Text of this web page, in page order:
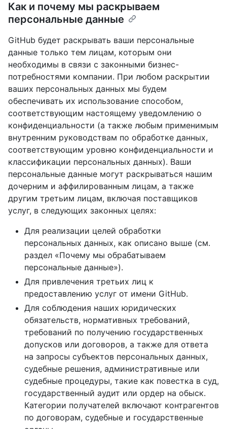
Как и почему мы раскрываем
персональные данные
GitHub будет раскрывать ваши персональные
данные только тем лицам, которым они
необходимы в связи с законными бизнес-
потребностями компании. При любом раскрытии
ваших персональных данных мы будем
обеспечивать их использование способом,
соответствующим настоящему уведомлению о
конфиденциальности (а также любым применимым
внутренним руководствам по обработке данных,
соответствующим уровню конфиденциальности и
классификации персональных данных). Ваши
персональные данные могут раскрываться нашим
дочерним и аффилированным лицам, а также
другим третьим лицам, включая поставщиков
услуг, в следующих законных целях:
Для реализации целей обработки
персональных данных, как описано выше (см.
раздел «Почему мы обрабатываем
персональные данные»).
Для привлечения третьих лиц к
предоставлению услуг от имени GitHub.
Для соблюдения наших юридических
обязательств, нормативных требований,
требований по получению государственных
допусков или договоров, а также для ответа
на запросы субъектов персональных данных,
судебные решения, административные или
судебные процедуры, такие как повестка в суд,
государственный аудит или ордер на обыск.
Категории получателей включают контрагентов
по договорам, судебные и государственные